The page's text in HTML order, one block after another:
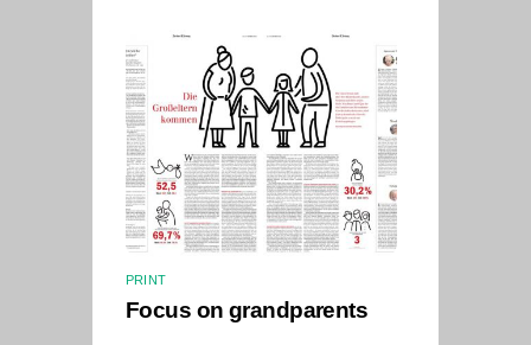
PRINT
Focus on grandparents